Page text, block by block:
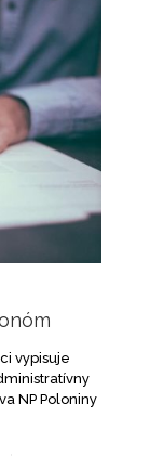
vypisuje
NP Poloniny